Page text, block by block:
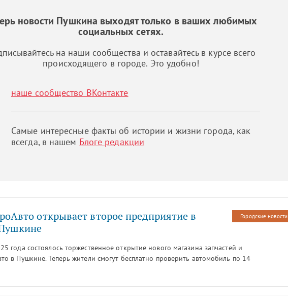
новости Пушкина выходят только в ваших любимых
социальных сетях.
на наши сообщества и оставайтесь в курсе всего
происходящего в городе. Это удобно!
наше сообщество ВКонтакте
Самые интересные факты об истории и жизни города, как
всегда, в нашем Блоге редакции
Городские новости
открывает второе предприятие в
года состоялось торжественное открытие нового магазина запчастей и
в Пушкине. Теперь жители смогут бесплатно проверить автомобиль по 14